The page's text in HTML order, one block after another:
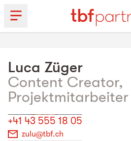
Luca Züger
Content Creator,
Projektmitarbeiter
+41 43 555 18 05
zulu@tbf.ch